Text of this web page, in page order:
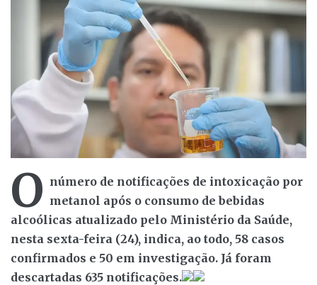
O número de notificações de intoxicação por
metanol após o consumo de bebidas
alcoólicas atualizado pelo Ministério da Saúde,
nesta sexta-feira (24), indica, ao todo, 58 casos
confirmados e 50 em investigação. Já foram
descartadas 635 notificações.